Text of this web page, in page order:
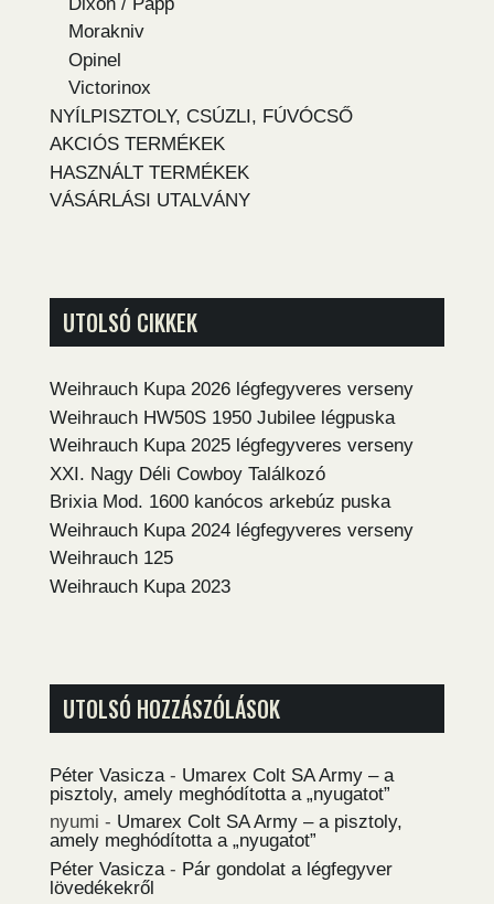
Morakniv
Opinel
Victorinox
NYÍLPISZTOLY, CSÚZLI, FÚVÓCSŐ
AKCIÓS TERMÉKEK
HASZNÁLT TERMÉKEK
VÁSÁRLÁSI UTALVÁNY
UTOLSÓ CIKKEK
Weihrauch Kupa 2026 légfegyveres verseny
Weihrauch HW50S 1950 Jubilee légpuska
Weihrauch Kupa 2025 légfegyveres verseny
XXI. Nagy Déli Cowboy Találkozó
Brixia Mod. 1600 kanócos arkebúz puska
Weihrauch Kupa 2024 légfegyveres verseny
Weihrauch 125
Weihrauch Kupa 2023
UTOLSÓ HOZZÁSZÓLÁSOK
Péter Vasicza - Umarex Colt SA Army – a
pisztoly, amely meghódította a „nyugatot”
nyumi - Umarex Colt SA Army – a pisztoly,
amely meghódította a „nyugatot”
Péter Vasicza - Pár gondolat a légfegyver
lövedékekről